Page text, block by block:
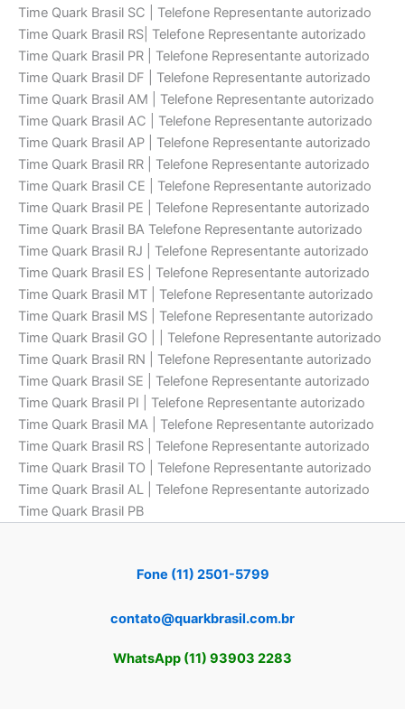
Time Quark Brasil SC | Telefone Representante autorizado
Time Quark Brasil RS| Telefone Representante autorizado
Time Quark Brasil PR | Telefone Representante autorizado
Time Quark Brasil DF | Telefone Representante autorizado
Time Quark Brasil AM | Telefone Representante autorizado
Time Quark Brasil AC | Telefone Representante autorizado
Time Quark Brasil AP | Telefone Representante autorizado
Time Quark Brasil RR | Telefone Representante autorizado
Time Quark Brasil CE | Telefone Representante autorizado
Time Quark Brasil PE | Telefone Representante autorizado
Time Quark Brasil BA Telefone Representante autorizado
Time Quark Brasil RJ | Telefone Representante autorizado
Time Quark Brasil ES | Telefone Representante autorizado
Time Quark Brasil MT | Telefone Representante autorizado
Time Quark Brasil MS | Telefone Representante autorizado
Time Quark Brasil GO | | Telefone Representante autorizado
Time Quark Brasil RN | Telefone Representante autorizado
Time Quark Brasil SE | Telefone Representante autorizado
Time Quark Brasil PI | Telefone Representante autorizado
Time Quark Brasil MA | Telefone Representante autorizado
Time Quark Brasil RS | Telefone Representante autorizado
Time Quark Brasil TO | Telefone Representante autorizado
Time Quark Brasil AL | Telefone Representante autorizado
Time Quark Brasil PB
Fone (11) 2501-5799
contato@quarkbrasil.com.br
WhatsApp (11) 93903 2283